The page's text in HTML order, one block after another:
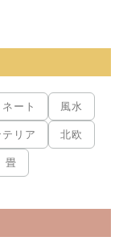
ート 風水
リア 北欧
畳